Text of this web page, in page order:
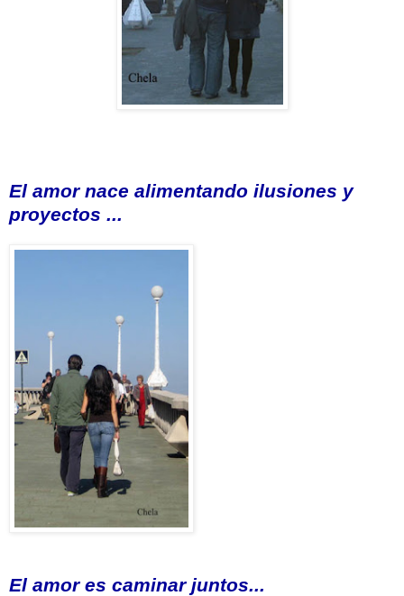
El amor nace alimentando ilusiones y
proyectos ...
El amor es caminar juntos...